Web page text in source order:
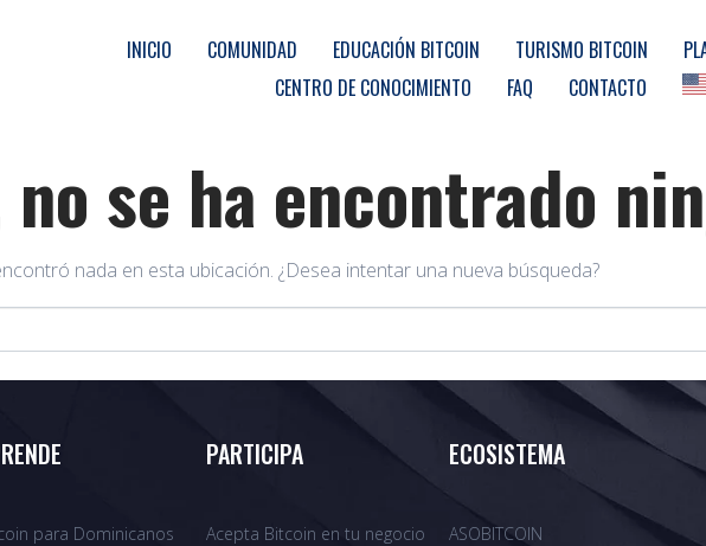
INICIO COMUNIDAD EDUCACIÓN BITCOIN TURISMO BITCOIN
CENTRO DE CONOCIMIENTO
FAQ CONTACTO
no se ha encontrado
nada en esta ubicación. ¿Desea intentar una nueva búsqueda?
para Dominicanos
PARTICIPA
Acepta Bitcoin en tu negocio
ECOSISTEMA
ASOBITCOIN